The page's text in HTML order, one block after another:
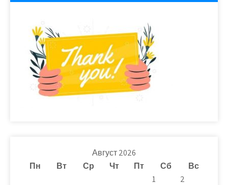
Август 2026
Пн
Вт Ср Чт Пт Сб
Вс
1
2